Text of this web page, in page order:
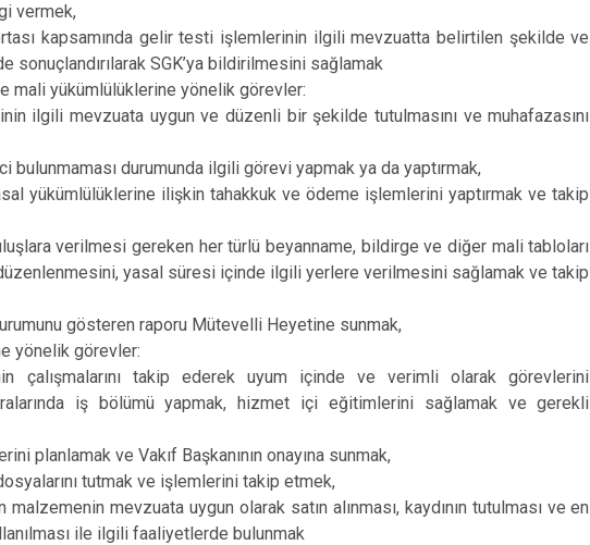
vermek,
kapsamında gelir testi işlemlerinin ilgili mevzuatta belirtilen şekilde ve
sonuçlandırılarak SGK’ya bildirilmesini sağlamak
mali yükümlülüklerine yönelik görevler:
ilgili mevzuata uygun ve düzenli bir şekilde tutulmasını ve muhafazasını
bulunmaması durumunda ilgili görevi yapmak ya da yaptırmak,
yükümlülüklerine ilişkin tahakkuk ve ödeme işlemlerini yaptırmak ve takip
verilmesi gereken her türlü beyanname, bildirge ve diğer mali tabloları
yasal süresi içinde ilgili yerlere verilmesini sağlamak ve takip
gösteren raporu Mütevelli Heyetine sunmak,
yönelik görevler:
çalışmalarını takip ederek uyum içinde ve verimli olarak görevlerini
iş bölümü yapmak, hizmet içi eğitimlerini sağlamak ve gerekli
planlamak ve Vakıf Başkanının onayına sunmak,
tutmak ve işlemlerini takip etmek,
malzemenin mevzuata uygun olarak satın alınması, kaydının tutulması ve en
ile ilgili faaliyetlerde bulunmak